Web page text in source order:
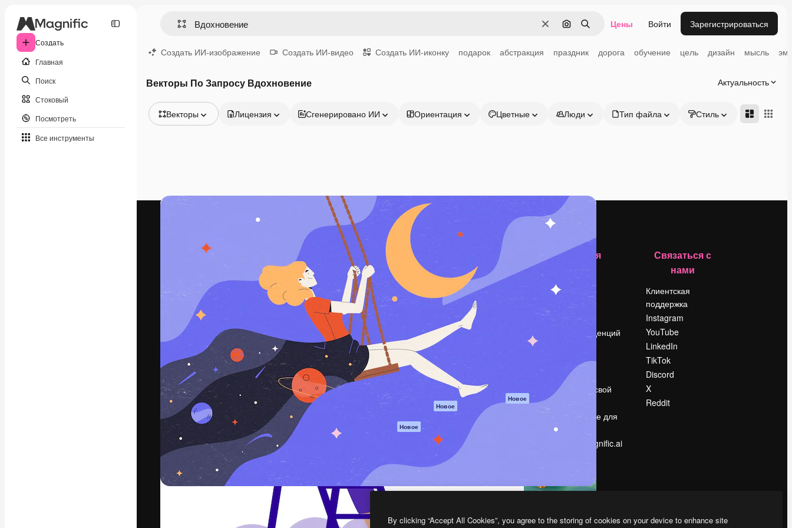
Создать
Главная
Поиск
Стоковый
Посмотреть
Все инструменты
ОчиститьПоиск по изображению
Поиск Цены Войти Зарегистрироваться
Создать ИИ-изображение Создать ИИ-видео Создать ИИ-иконку подарок абстракция праздник дорога обучение цель дизайн мысль
Векторы По Запросу Вдохновение Актуальность
Векторы
Видео
Лицензия Сгенерировано ИИ Ориентация Цветные Люди Тип файла Стиль Адвансд
Креативная платформа для создания
ваших лучших работ. Более 1 миллиона
подписчиков среди креаторов,
предприятий, агентств и студий.
Pусский
Продукция
Spaces
ИИ-помощник
Генератор
изображений ИИ
Генератор видео
ИИ
Генератор голоса
на основе ИИ
Стоковый контент
MCP для
Новое
Новое
приложение
Magnific
Academy
Документация по
Пакету ИИ
Служба
поддержки
конфиденциальности
Оригиналы
Новое
Политика файлов
cookie
Центр доверия
Компания
О нас
Вакансии
Поиск тенденций
События
Slidesgo
Продайте свой
Помещение для
прессы
Ищете magnific.ai
Связаться с
нами
Клиентская
поддержка
Instagram
YouTube
LinkedIn
TikTok
Discord
X
Reddit
By clicking “Accept All Cookies”, you agree to the storing of cookies on your device to enhance site